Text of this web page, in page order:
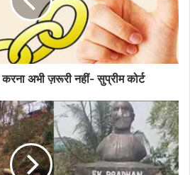
अभी ज़रूरी नहीं- सुप्रीम कोर्ट